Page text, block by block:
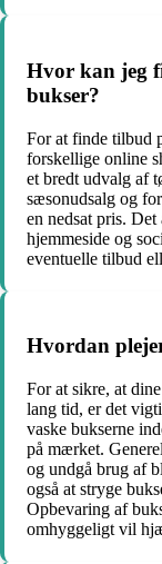
Hvor kan jeg
bukser?
For at finde tilbud
forskellige online
et bredt udvalg af
sæsonudsalg og
en nedsat pris.
hjemmeside og
eventuelle tilbud
Hvordan
For at sikre, at
lang tid, er det
vaske bukserne
på mærket.
og undgå brug af
også at stryge
Opbevaring af
omhyggeligt vil